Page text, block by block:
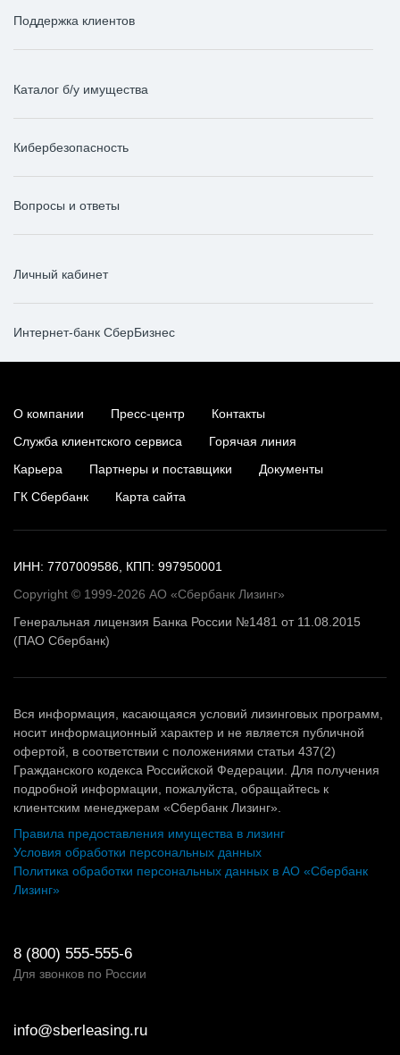
Поддержка клиентов
Каталог б/у имущества
Кибербезопасность
Вопросы и ответы
Личный кабинет
Интернет-банк СберБизнес
О компании Пресс-центр
Контакты
Служба клиентского сервиса
Горячая линия
Карьера
Партнеры и поставщики
Документы
ГК Сбербанк
Карта сайта
ИНН: 7707009586, КПП: 997950001
Copyright © 1999-2026 АО «Сбербанк Лизинг»
Генеральная лицензия Банка России №1481 от 11.08.2015
(ПАО Сбербанк)
Вся информация, касающаяся условий лизинговых программ,
носит информационный характер и не является публичной
офертой, в соответствии с положениями статьи 437(2)
Гражданского кодекса Российской Федерации. Для получения
подробной информации, пожалуйста, обращайтесь к
клиентским менеджерам «Сбербанк Лизинг».
Правила предоставления имущества в лизинг
Условия обработки персональных данных
Политика обработки персональных данных в АО «Сбербанк
Лизинг»
8 (800) 555-555-6
Для звонков по России
info@sberleasing.ru